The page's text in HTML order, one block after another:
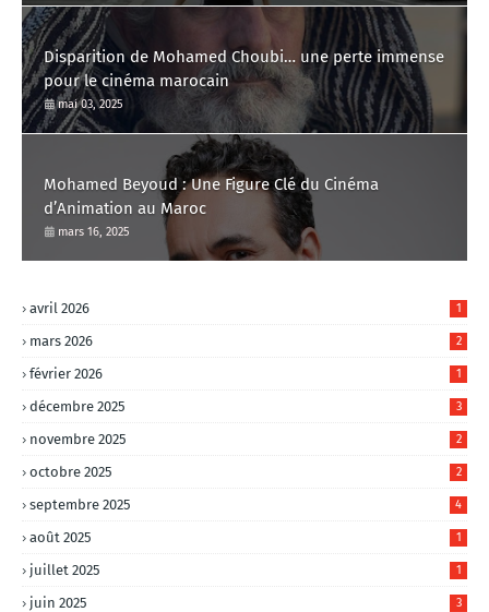
Disparition de Mohamed Choubi… une perte immense
pour le cinéma marocain
mai 03, 2025
Mohamed Beyoud : Une Figure Clé du Cinéma
d’Animation au Maroc
mars 16, 2025
avril 2026 1
mars 2026 2
février 2026 1
décembre 2025 3
novembre 2025 2
octobre 2025 2
septembre 2025 4
août 2025 1
juillet 2025 1
juin 2025 3